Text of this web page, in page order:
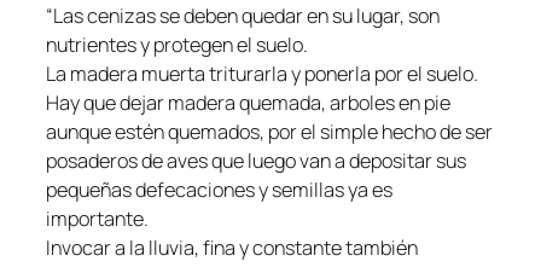
“Las cenizas se deben quedar en su lugar, son
nutrientes y protegen el suelo.
La madera muerta triturarla y ponerla por el suelo.
Hay que dejar madera quemada, arboles en pie
aunque estén quemados, por el simple hecho de ser
posaderos de aves que luego van a depositar sus
pequeñas defecaciones y semillas ya es
importante.
Invocar a la lluvia, fina y constante también